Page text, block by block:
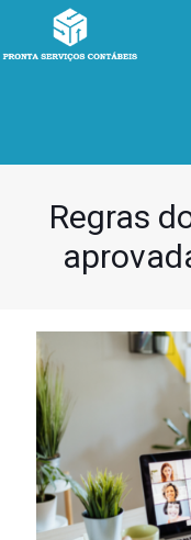
Regras